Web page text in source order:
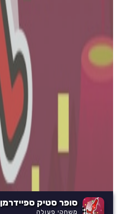
סופר סטיק ספיידרמן
משחקי פעולה